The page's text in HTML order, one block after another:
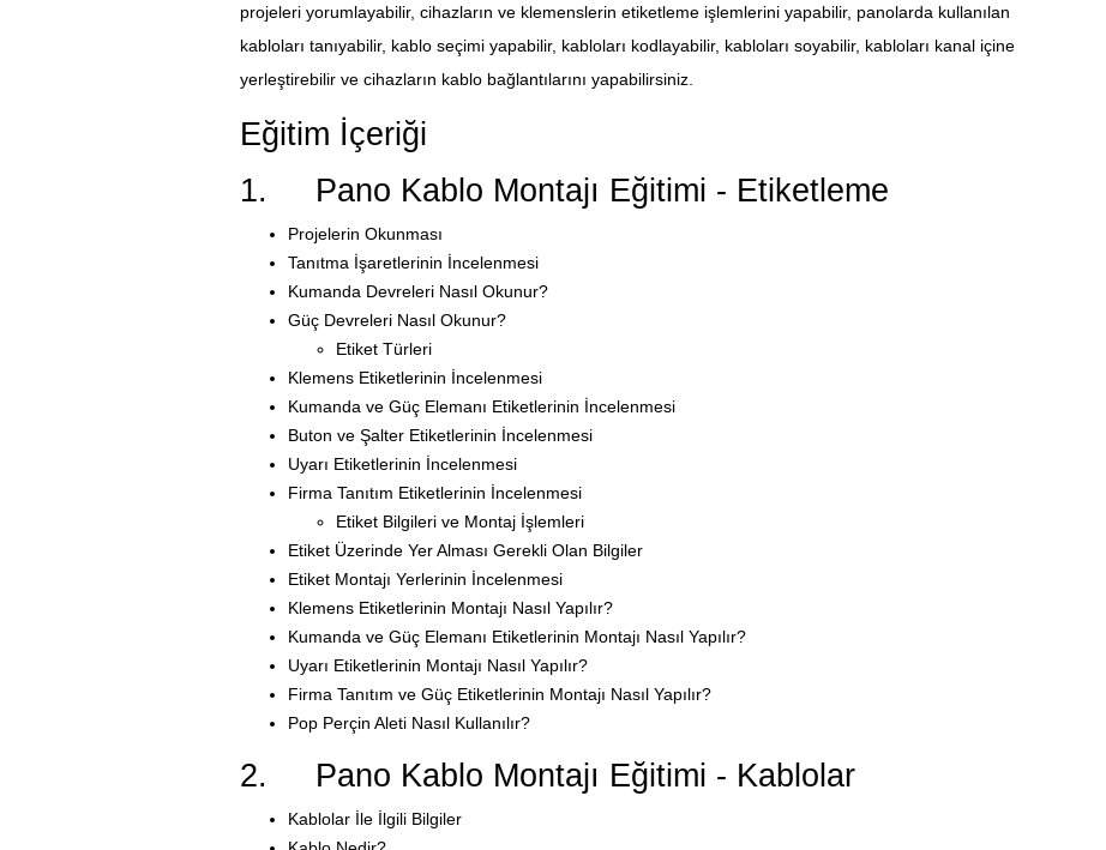
projeleri yorumlayabilir, cihazların ve klemenslerin etiketleme işlemlerini yapabilir, panolarda kullanılan
kabloları tanıyabilir, kablo seçimi yapabilir, kabloları kodlayabilir, kabloları soyabilir, kabloları kanal içine
yerleştirebilir ve cihazların kablo bağlantılarını yapabilirsiniz.
Eğitim İçeriği
1. Pano Kablo Montajı Eğitimi - Etiketleme
Projelerin Okunması
Tanıtma İşaretlerinin İncelenmesi
Kumanda Devreleri Nasıl Okunur?
Güç Devreleri Nasıl Okunur?
Etiket Türleri
Klemens Etiketlerinin İncelenmesi
Kumanda ve Güç Elemanı Etiketlerinin İncelenmesi
Buton ve Şalter Etiketlerinin İncelenmesi
Uyarı Etiketlerinin İncelenmesi
Firma Tanıtım Etiketlerinin İncelenmesi
Etiket Bilgileri ve Montaj İşlemleri
Etiket Üzerinde Yer Alması Gerekli Olan Bilgiler
Etiket Montajı Yerlerinin İncelenmesi
Klemens Etiketlerinin Montajı Nasıl Yapılır?
Kumanda ve Güç Elemanı Etiketlerinin Montajı Nasıl Yapılır?
Uyarı Etiketlerinin Montajı Nasıl Yapılır?
Firma Tanıtım ve Güç Etiketlerinin Montajı Nasıl Yapılır?
Pop Perçin Aleti Nasıl Kullanılır?
2. Pano Kablo Montajı Eğitimi - Kablolar
Kablolar İle İlgili Bilgiler